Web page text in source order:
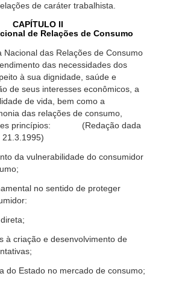
de caráter trabalhista.
CAPÍTULO II
de Relações de Consumo
Nacional das Relações de Consumo
das necessidades dos
à sua dignidade, saúde e
de seus interesses econômicos, a
de vida, bem como a
das relações de consumo,
princípios: (Redação dada
21.3.1995)
da vulnerabilidade do consumidor
no sentido de proteger
criação e desenvolvimento de
Estado no mercado de consumo;